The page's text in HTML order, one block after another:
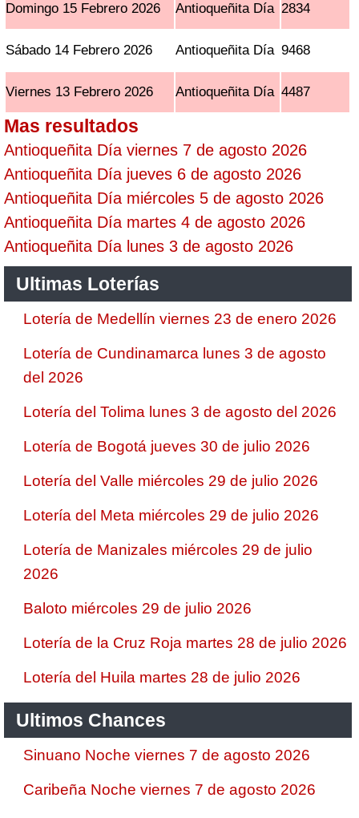
Domingo 15 Febrero 2026 Antioqueñita Día 2834
Sábado 14 Febrero 2026 Antioqueñita Día 9468
Viernes 13 Febrero 2026 Antioqueñita Día 4487
Mas resultados
Antioqueñita Día viernes 7 de agosto 2026
Antioqueñita Día jueves 6 de agosto 2026
Antioqueñita Día miércoles 5 de agosto 2026
Antioqueñita Día martes 4 de agosto 2026
Antioqueñita Día lunes 3 de agosto 2026
Ultimas Loterías
Lotería de Medellín viernes 23 de enero 2026
Lotería de Cundinamarca lunes 3 de agosto
del 2026
Lotería del Tolima lunes 3 de agosto del 2026
Lotería de Bogotá jueves 30 de julio 2026
Lotería del Valle miércoles 29 de julio 2026
Lotería del Meta miércoles 29 de julio 2026
Lotería de Manizales miércoles 29 de julio
2026
Baloto miércoles 29 de julio 2026
Lotería de la Cruz Roja martes 28 de julio 2026
Lotería del Huila martes 28 de julio 2026
Ultimos Chances
Sinuano Noche viernes 7 de agosto 2026
Caribeña Noche viernes 7 de agosto 2026